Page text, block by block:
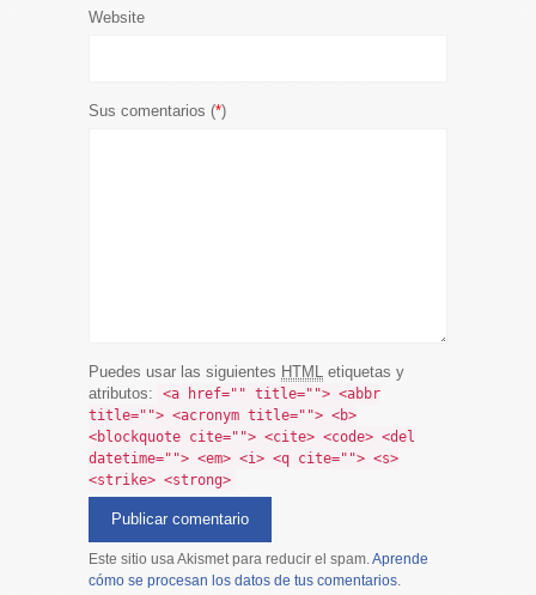
Website
Sus comentarios (*)
Puedes usar las siguientes HTML
etiquetas y
atributos:
<a href="" title=""> <abbr
title=""> <acronym title=""> <b>
<blockquote cite=""> <cite> <code> <del
datetime=""> <em> <i> <q cite=""> <s>
<strike> <strong>
Este sitio usa Akismet para reducir el spam.Aprende
cómo se procesan los datos de tus comentarios.